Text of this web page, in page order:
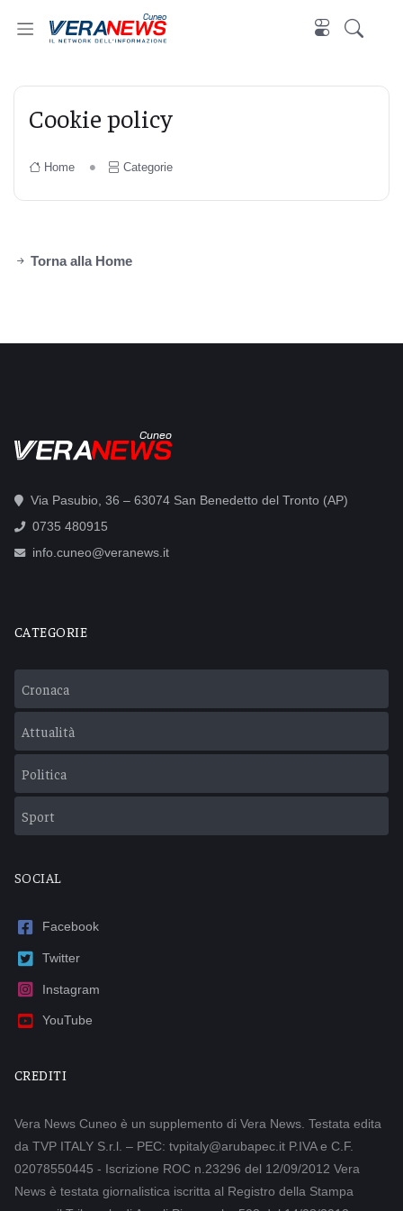
Cuneo
Cookie policy
Home Categorie
Torna alla Home
Cuneo
Via Pasubio, 36 – 63074 San Benedetto del Tronto (AP)
0735 480915
info.cuneo@veranews.it
CATEGORIE
Cronaca
Attualità
Politica
Sport
SOCIAL
Facebook
Twitter
Instagram
YouTube
CREDITI
Vera News Cuneo è un supplemento di Vera News. Testata edita
da TVP ITALY S.r.l. – PEC: tvpitaly@arubapec.it P.IVA e C.F.
02078550445 - Iscrizione ROC n.23296 del 12/09/2012 Vera
News è testata giornalistica iscritta al Registro della Stampa